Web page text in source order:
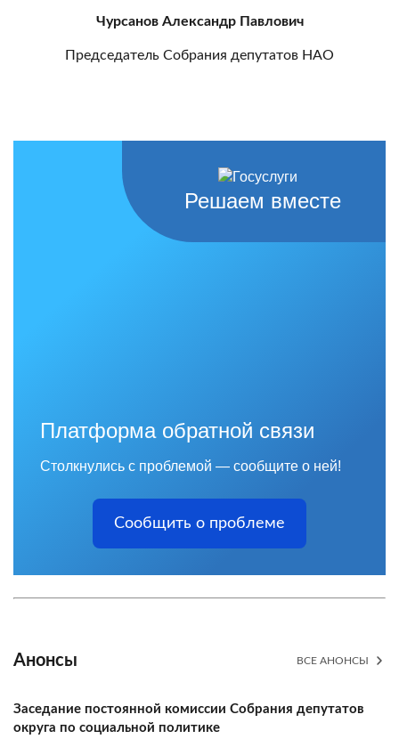
Чурсанов Александр Павлович
Председатель Собрания депутатов НАО
Решаем вместе
Платформа обратной связи
Столкнулись с проблемой — сообщите о ней!
Сообщить о проблеме
Анонсы ВСЕ АНОНСЫ
Заседание постоянной комиссии Собрания депутатов
округа по социальной политике